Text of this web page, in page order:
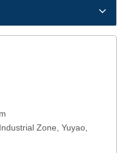
Zone, Yuyao,